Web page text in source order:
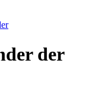
der